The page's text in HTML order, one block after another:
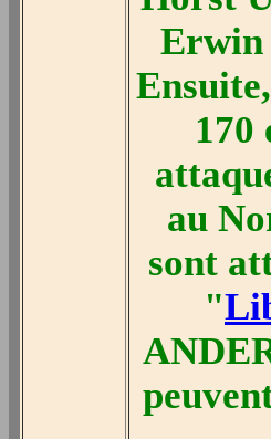
Erwin
170
au
sont
"